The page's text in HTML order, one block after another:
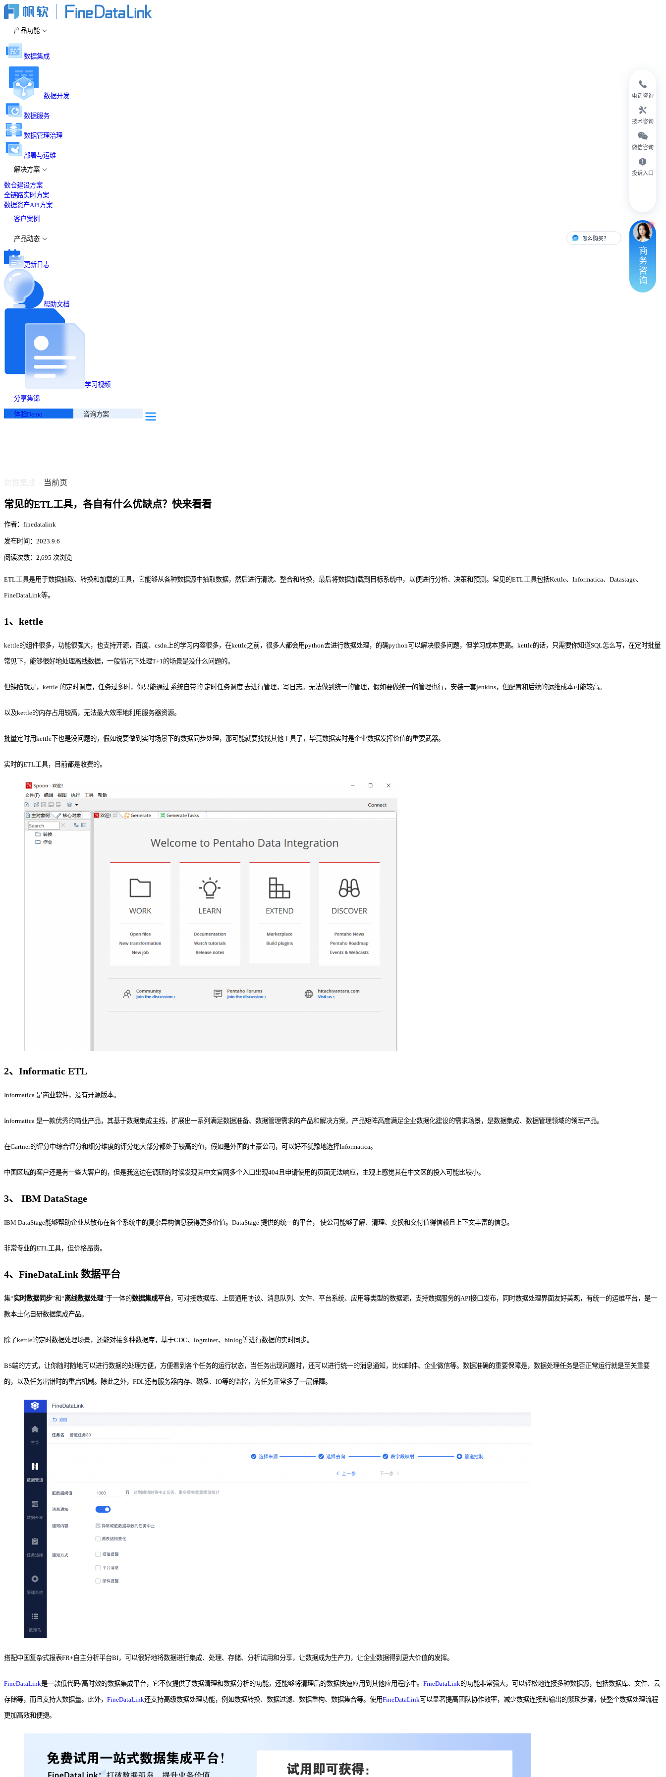
产品功能
数据集成
数据开发
数据服务
数据管理治理
部署与运维
解决方案
数仓建设方案
全链路实时方案
数据资产API方案
客户案例
产品动态
更新日志
帮助文档
学习视频
分享集锦
体验Demo 咨询方案
当前页
常见的ETL工具，各自有什么优缺点？快来看看
作者：finedatalink
发布时间：2023.9.6
阅读次数：2,695 次浏览
ETL工具是用于数据抽取、转换和加载的工具，它能够从各种数据源中抽取数据，然后进行清洗、整合和转换，最后将数据加载到目标系统中，以便进行分析、决策和预测。常见的ETL工具包括Kettle、Informatica、Datastage、
FineDataLink等。
1、kettle
kettle的组件很多，功能很强大，也支持开源，百度、csdn上的学习内容很多，在kettle之前，很多人都会用python去进行数据处理，的确python可以解决很多问题，但学习成本更高。kettle的话，只需要你知道SQL怎么写，在定时批量
常见下，能够很好地处理离线数据，一般情况下处理T+1的场景是没什么问题的。
但缺陷就是，kettle 的定时调度，任务过多时，你只能通过 系统自带的 定时任务调度 去进行管理，写日志。无法做到统一的管理，假如要做统一的管理也行，安装一套jenkins，但配置和后续的运维成本可能较高。
以及kettle的内存占用较高，无法最大效率地利用服务器资源。
批量定时用kettle下也是没问题的，假如说要做到实时场景下的数据同步处理，那可能就要找找其他工具了，毕竟数据实时是企业数据发挥价值的重要武器。
实时的ETL工具，目前都是收费的。
2、Informatic ETL
Informatica 是商业软件，没有开源版本。
Informatica 是一款优秀的商业产品，其基于数据集成主线，扩展出一系列满足数据准备、数据管理需求的产品和解决方案，产品矩阵高度满足企业数据化建设的需求场景，是数据集成、数据管理领域的领军产品。
在Gartner的评分中综合评分和细分维度的评分绝大部分都处于较高的值，假如是外国的土豪公司，可以好不犹豫地选择Informatica。
中国区域的客户还是有一些大客户的，但是我这边在调研的时候发现其中文官网多个入口出现404且申请使用的页面无法响应，主观上感觉其在中文区的投入可能比较小。
3、 IBM DataStage
IBM DataStage能够帮助企业从散布在各个系统中的复杂异构信息获得更多价值。DataStage 提供的统一的平台， 使公司能够了解、清理、变换和交付值得信赖且上下文丰富的信息。
非常专业的ETL工具，但价格昂贵。
4、FineDataLink 数据平台
集“实时数据同步”和“离线数据处理”于一体的数据集成平台，可对接数据库、上层通用协议、消息队列、文件、平台系统、应用等类型的数据源，支持数据服务的API接口发布，同时数据处理界面友好美观，有统一的运维平台，是一
款本土化自研数据集成产品。
除了kettle的定时数据处理场景，还能对接多种数据库，基于CDC、logminer、binlog等进行数据的实时同步。
BS端的方式，让你随时随地可以进行数据的处理方便，方便看到各个任务的运行状态，当任务出现问题时，还可以进行统一的消息通知，比如邮件、企业微信等。数据准确的重要保障是，数据处理任务是否正常运行就是至关重要
的，以及任务出错时的重启机制。除此之外，FDL还有服务器内存、磁盘、IO等的监控，为任务正常多了一层保障。
搭配中国复杂式报表FR+自主分析平台BI，可以很好地将数据进行集成、处理、存储、分析试用和分享，让数据成为生产力，让企业数据得到更大价值的发挥。
FineDataLink是一款低代码/高时效的数据集成平台，它不仅提供了数据清理和数据分析的功能，还能够将清理后的数据快速应用到其他应用程序中。 FineDataLink的功能非常强大，可以轻松地连接多种数据源，包括数据库、文件、云
存储等，而且支持大数据量。此外， FineDataLink还支持高级数据处理功能，例如数据转换、数据过滤、数据重构、数据集合等。使用FineDataLink可以显著提高团队协作效率，减少数据连接和输出的繁琐步骤，使整个数据处理流程
更加高效和便捷。
电话咨询
技术咨询
微信咨询
投诉入口
怎么购买？ 有人对接
商
务
咨
询